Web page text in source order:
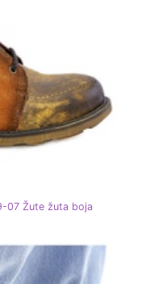
07 Žute žuta boja